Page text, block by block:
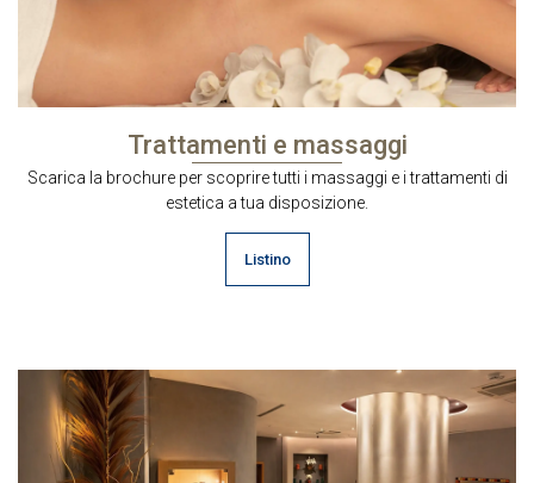
Trattamenti e massaggi
Scarica la brochure per scoprire tutti i massaggi e i trattamenti di
estetica a tua disposizione.
Listino